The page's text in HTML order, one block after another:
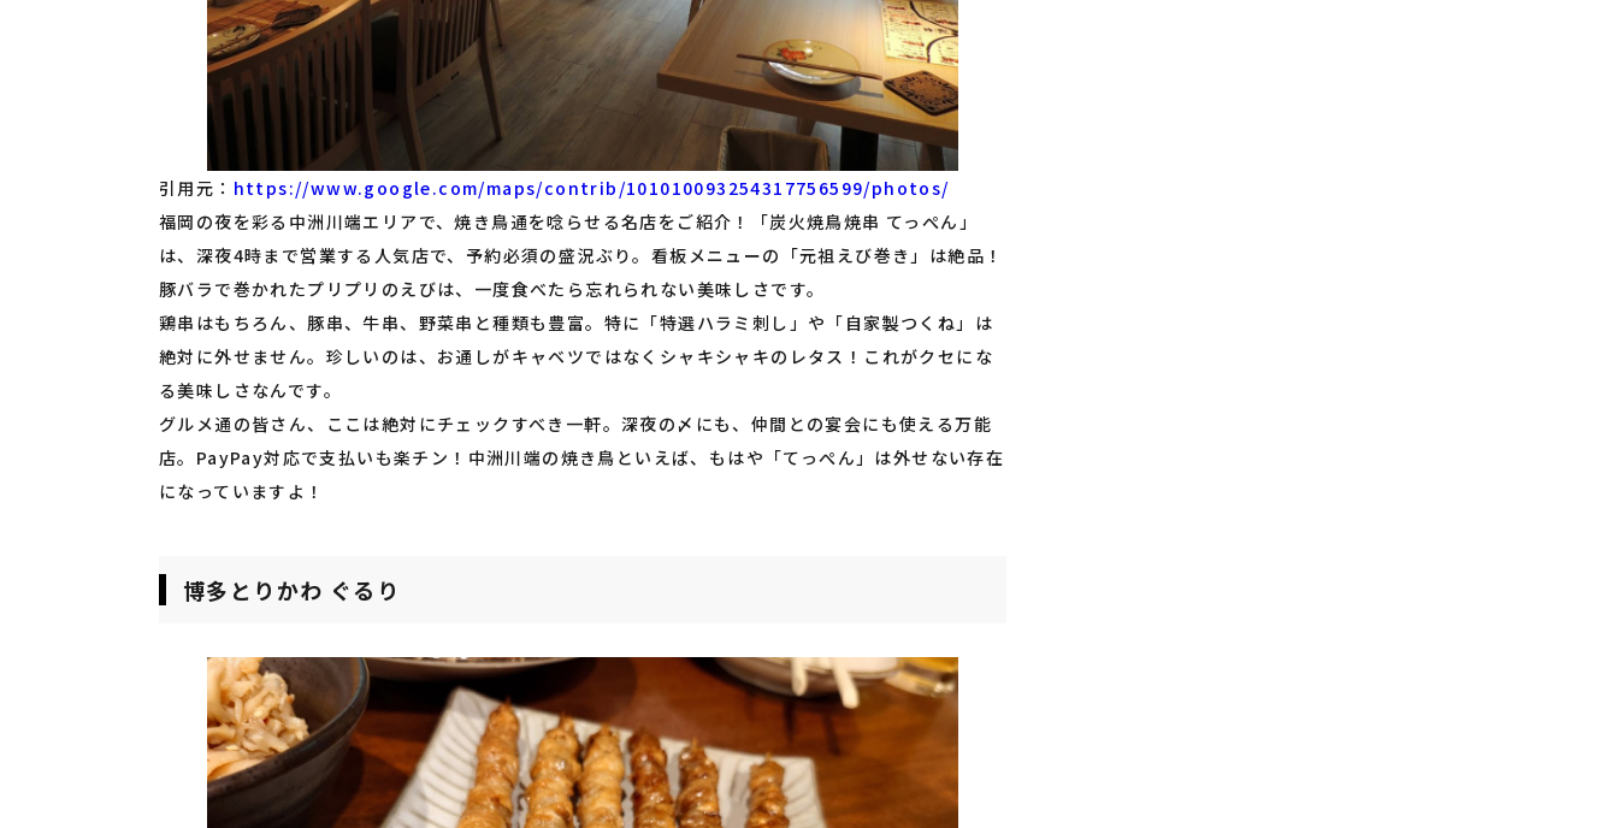
引用元： https://www.google.com/maps/contrib/101010093254317756599/photos/
福岡の夜を彩る中洲川端エリアで、焼き鳥通を唸らせる名店をご紹介！「炭火焼鳥焼串 てっぺん」
は、深夜4時まで営業する人気店で、予約必須の盛況ぶり。看板メニューの「元祖えび巻き」は絶品！
豚バラで巻かれたプリプリのえびは、一度食べたら忘れられない美味しさです。
鶏串はもちろん、豚串、牛串、野菜串と種類も豊富。特に「特選ハラミ刺し」や「自家製つくね」は
絶対に外せません。珍しいのは、お通しがキャベツではなくシャキシャキのレタス！これがクセにな
る美味しさなんです。
グルメ通の皆さん、ここは絶対にチェックすべき一軒。深夜の〆にも、仲間との宴会にも使える万能
店。PayPay対応で支払いも楽チン！中洲川端の焼き鳥といえば、もはや「てっぺん」は外せない存在
になっていますよ！
博多とりかわ ぐるり